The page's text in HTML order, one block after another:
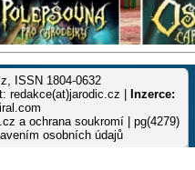
ISSN 1804-0632
redakce(at)jarodic.cz |
Inzerce:
a ochrana soukromí | pg(4279)
osobních údajů